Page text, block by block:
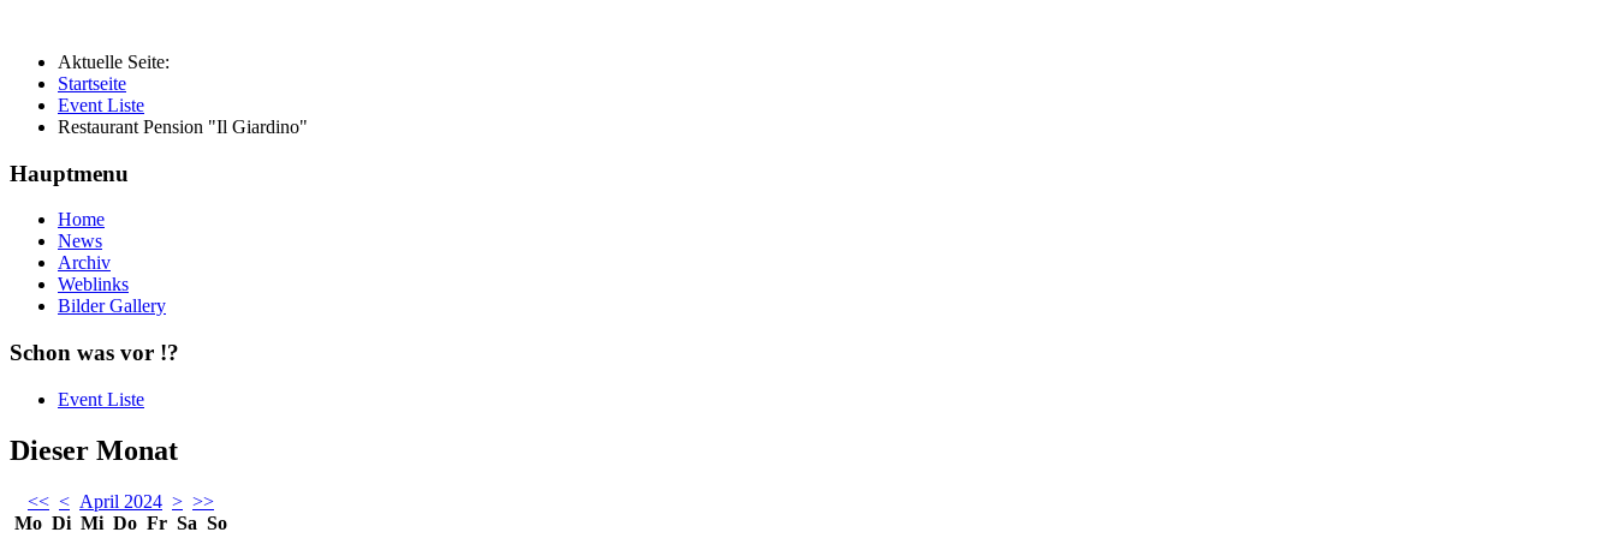
Aktuelle Seite:
Startseite
Event Liste
Restaurant Pension "Il Giardino"
Hauptmenu
Home
News
Archiv
Weblinks
Bilder Gallery
Schon was vor !?
Event Liste
Dieser Monat
<< < April 2024 > >>
Mo Di Mi Do Fr Sa So